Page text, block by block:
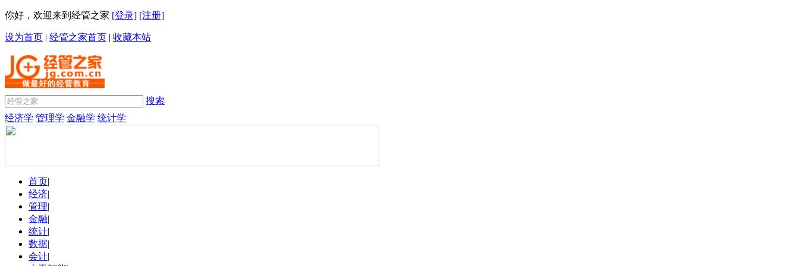
你好，欢迎来到经管之家 [登录] [注册]
设为首页 | 经管之家首页 | 收藏本站
搜索
经济学 管理学 金融学 统计学
首页|
经济|
管理|
金融|
统计|
数据|
会计|